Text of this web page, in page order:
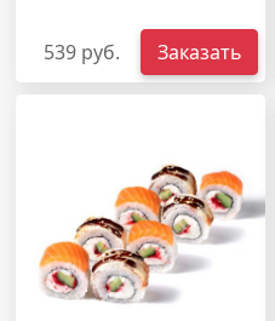
539 руб. Заказать